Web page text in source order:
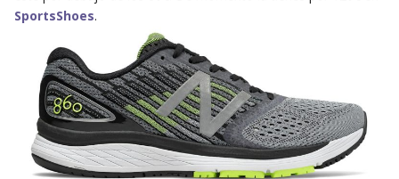
SportsShoes.